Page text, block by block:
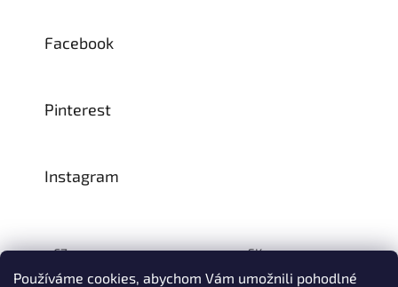
Používáme cookies, abychom Vám umožnili pohodlné
Facebook
Pinterest
Instagram
CZ: SK: